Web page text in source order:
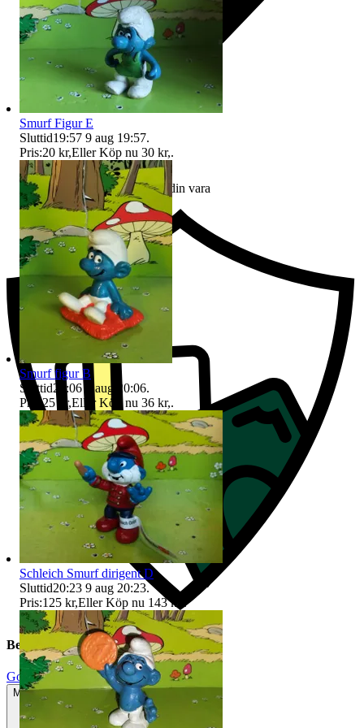
Ersättning om du inte får din vara
Beskrivning
Gott använt skick
Mindre tecken på användning
Smurf Figur E
Sluttid19:57 9 aug 19:57.
Pris:20 kr,Eller Köp nu 30 kr,.
Smurf figur B
Sluttid20:06 9 aug 20:06.
Pris:25 kr,Eller Köp nu 36 kr,.
Schleich Smurf dirigent D
Sluttid20:23 9 aug 20:23.
Pris:125 kr,Eller Köp nu 143 kr .